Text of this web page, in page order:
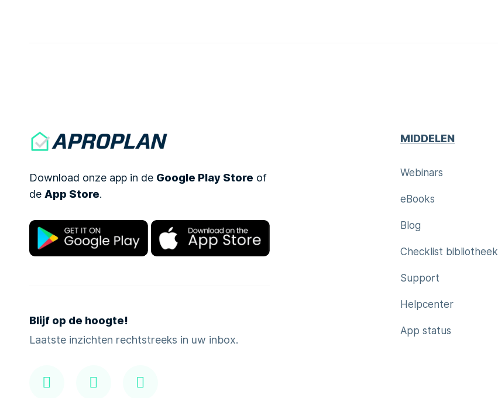
Download onze app in de Google Play Store of
deApp Store.
Blijf op de hoogte!
Laatste inzichten rechtstreeks in uw inbox.
MIDDELEN
Webinars
eBooks
Blog
Checklist bibliotheek
Support
Helpcenter
App status